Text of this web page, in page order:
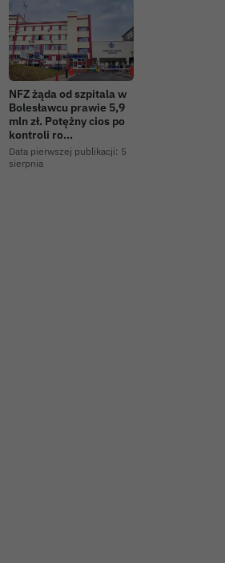
NFZ żąda od szpitala w
Bolesławcu prawie 5,9
mln zł. Potężny cios po
kontroli ro…
Data pierwszej publikacji: 5
sierpnia